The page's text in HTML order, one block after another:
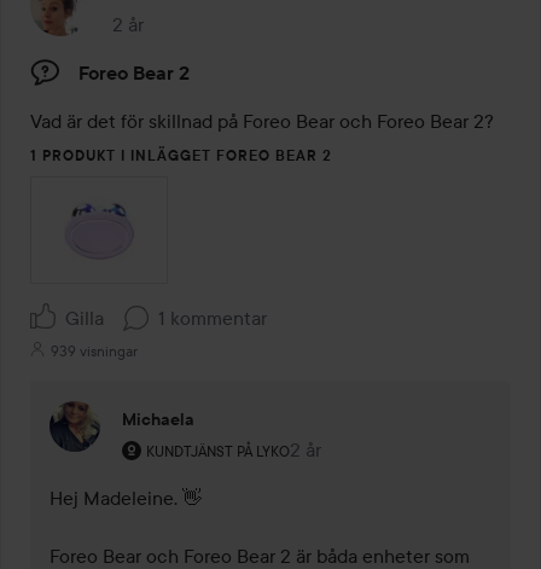
2 år
Inlägget skapades 2 år
Foreo Bear 2
Vad är det för skillnad på Foreo Bear och Foreo Bear 2?
1 PRODUKT I INLÄGGET FOREO BEAR 2
Gilla 1 kommentar
939 visningar
Michaela
KUNDTJÄNST PÅ LYKO
Användarens roll: Kundtjänst på Lyko.
2 år
Kommentaren lades 2 år
Hej Madeleine. 👋
Foreo Bear och Foreo Bear 2 är båda enheter som